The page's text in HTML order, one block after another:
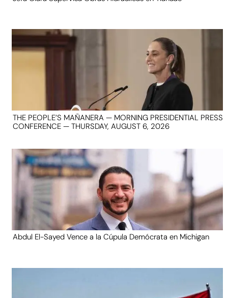
THE PEOPLE’S MAÑANERA — MORNING PRESIDENTIAL PRESS
CONFERENCE — THURSDAY, AUGUST 6, 2026
Abdul El-Sayed Vence a la Cúpula Demócrata en Michigan